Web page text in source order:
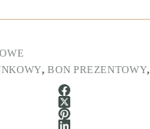
,BON PREZENTOWY,